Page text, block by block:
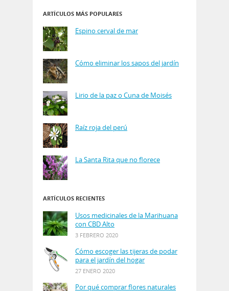
ARTÍCULOS MÁS POPULARES
Espino cerval de mar
Cómo eliminar los sapos del jardín
Lirio de la paz o Cuna de Moisés
Raíz roja del perú
La Santa Rita que no florece
ARTÍCULOS RECIENTES
Usos medicinales de la Marihuana
con CBD Alto
3 FEBRERO 2020
Cómo escoger las tijeras de podar
para el jardín del hogar
27 ENERO 2020
Por qué comprar flores naturales